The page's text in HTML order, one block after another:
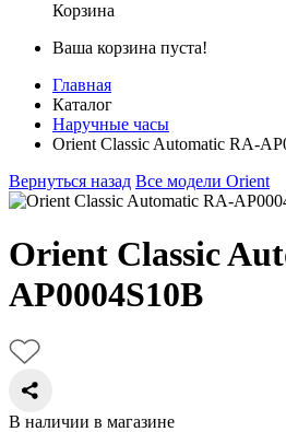
Корзина
Ваша корзина пуста!
Главная
Каталог
Наручные часы
Orient Classic Automatic RA-
Вернуться назад Все модели Orient
Orient Classic
AP0004S10B
В наличии в магазине